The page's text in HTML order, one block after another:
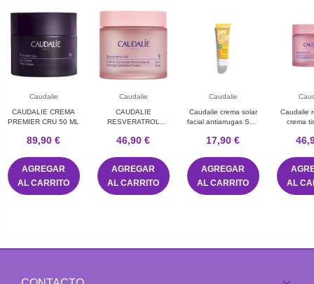
Caudalie
CAUDALIE CREMA
PREMIER CRU 50 ML
89,90 €
AGREGAR
AL CARRITO
Caudalie
CAUDALIE
RESVERATROL
50 ML
46,90 €
AGREGAR
AL CARRITO
Caudalie
Caudalie crema solar
facial antiarrugas SPF
17,90 €
AGREGAR
AL CARRITO
Caudalie
crema
AL